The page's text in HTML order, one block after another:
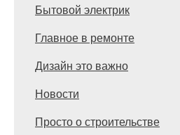
Бытовой электрик
Главное в ремонте
Дизайн это важно
Новости
Просто о строительстве